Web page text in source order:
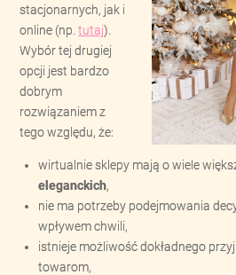
stacjonarnych, jak i
online (np.tutaj).
Wybór tej drugiej
opcji jest bardzo
dobrym
rozwiązaniem z
tego względu, że:
wirtualnie sklepy mają o wiele
eleganckich,
nie ma potrzeby podejmowania
wpływem chwili,
istnieje możliwość dokładnego
towarom,